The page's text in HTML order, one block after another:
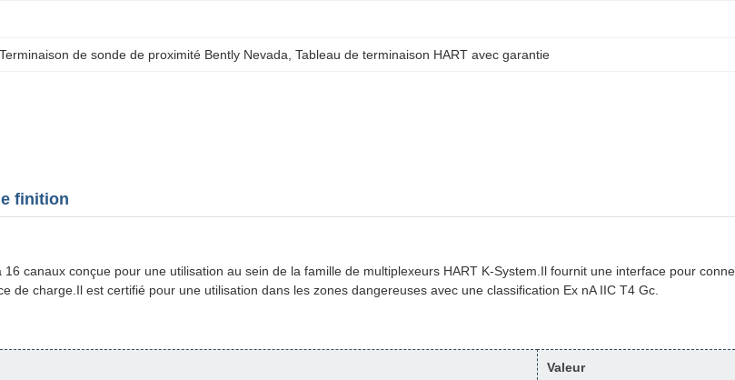
Terminaison de sonde de proximité Bently Nevada Tableau de terminaison HART avec garantie
finition
canaux conçue pour une utilisation au sein de la famille de multiplexeurs HART K-System.Il fournit une interface pour
charge.Il est certifié pour une utilisation dans les zones dangereuses avec une classification Ex nA IIC T4 Gc.
Valeur